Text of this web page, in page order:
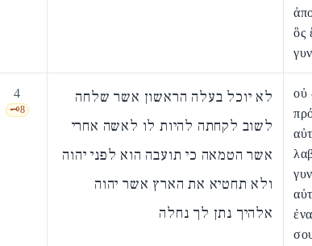
ὃς
4
🗝️8
לא יוכל בעלה הראשון אשר שלחה
לשוב לקחתה להיות לו לאשה אחרי
אשר הטמאה כי תועבה הוא לפני יהוה
ולא תחטיא את הארץ אשר יהוה
אלהיך נתן לך נחלה
οὐ